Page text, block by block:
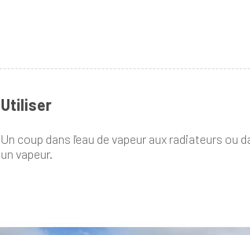
Utiliser
Un coup dans l'eau de vapeur aux radiateurs
un vapeur.